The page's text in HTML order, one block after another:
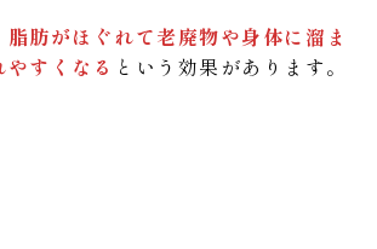
脂肪がほぐれて老廃物や身体に溜ま
すくなる という効果があります。